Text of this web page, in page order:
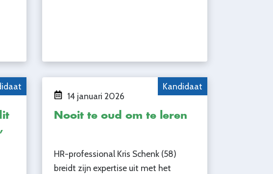
Kandidaat
14 januari 2026
Nooit te oud om te leren
HR-professional Kris Schenk (58)
breidt zijn expertise uit met het